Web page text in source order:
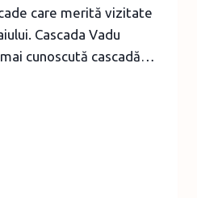
care merită vizitate
Cascada Vadu
cunoscută cascadă…